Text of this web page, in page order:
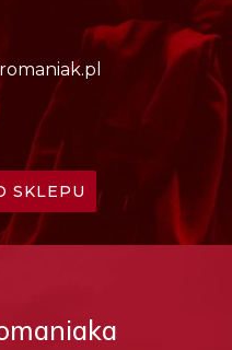
SKLEPU